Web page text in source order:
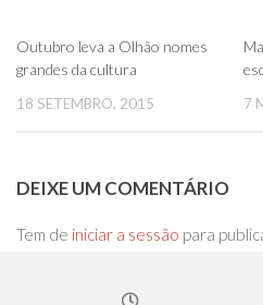
Outubro leva a Olhão nomes
grandes da cultura
18 SETEMBRO, 2015 7
DEIXE UM COMENTÁRIO
Tem de iniciar a sessão para